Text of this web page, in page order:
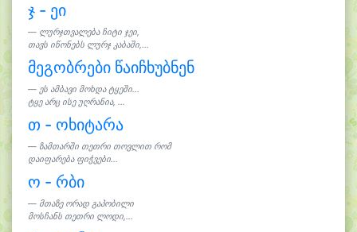
ჯ - ეი
ლურჯთვალება ჩიტი ჯეი,
თავს იწონებს ლურჯ კაბაში,...
მეგობრები წაიჩხუბნენ
ეს ამბავი მოხდა ტყეში...
ტყე არც ისე უღრანია, ...
თ - ოხიტარა
ზამთარში თეთრი თოვლით რომ
დაიფარება ფიჭვები...
ო - რბი
მთაზე ორად გაპობილი
მოსჩანს თეთრი ლოდი,...